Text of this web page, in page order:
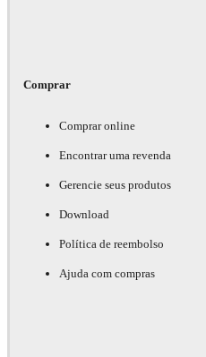
Comprar
Comprar online
Encontrar uma revenda
Gerencie seus produtos
Download
Política de reembolso
Ajuda com compras